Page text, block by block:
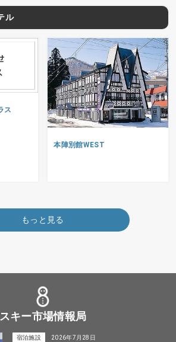
ル
ス
本陣別館WEST
もっと見る
スキー市場情報局
宿泊施設 2026年7月28日